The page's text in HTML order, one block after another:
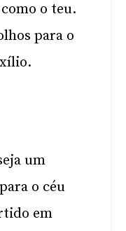
o teu.
para o
um
o céu
em